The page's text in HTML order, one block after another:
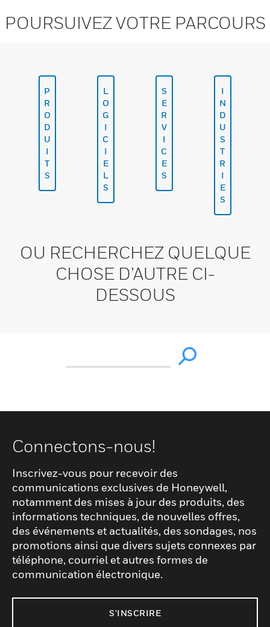
POURSUIVEZ VOTRE PARCOURS
P
R
O
D
U
I
T
S
L
O
G
I
C
I
E
L
S
S
E
R
V
I
C
E
S
I
N
D
U
S
T
R
I
E
S
OU RECHERCHEZ QUELQUE
CHOSE D’AUTRE CI-
DESSOUS
Connectons-nous!
Inscrivez-vous pour recevoir des
communications exclusives de Honeywell,
notamment des mises à jour des produits, des
informations techniques, de nouvelles offres,
des événements et actualités, des sondages, nos
promotions ainsi que divers sujets connexes par
téléphone, courriel et autres formes de
communication électronique.
S'INSCRIRE